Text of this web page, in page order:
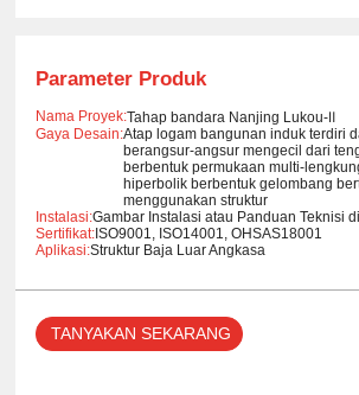
Parameter Produk
Nama Proyek:Tahap bandara Nanjing Lukou-Ⅱ
Gaya Desain:Atap logam bangunan induk terdiri
berangsur-angsur mengecil dari
berbentuk permukaan multi-
hiperbolik berbentuk gelombang
menggunakan struktur
Instalasi:Gambar Instalasi atau Panduan Teknisi
Sertifikat:ISO9001, ISO14001, OHSAS18001
Aplikasi:Struktur Baja Luar Angkasa
TANYAKAN SEKARANG